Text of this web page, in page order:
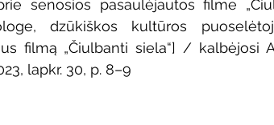
senosios pasaulėjautos filme
dzūkiškos kultūros
filmą „Čiulbanti siela“] / kalbėjosi
lapkr. 30, p. 8–9